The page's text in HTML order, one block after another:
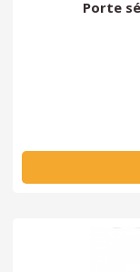
Porte